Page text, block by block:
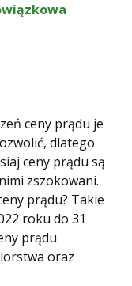
ceny prądu je
dlatego
ceny prądu są
zszokowani.
prądu? Takie
roku do 31
prądu
oraz